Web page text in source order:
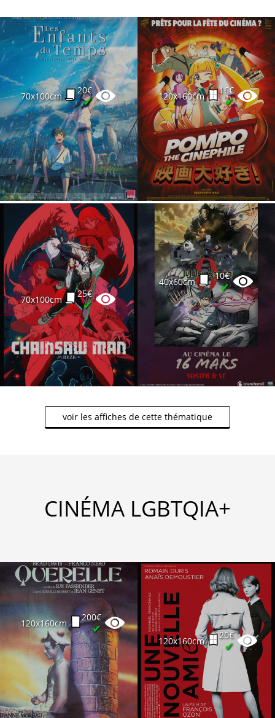
70x100cm
20€
✔ 120x160cm
16€
✔
70x100cm
25€
✔
40x60cm
10€
✔
voir les affiches de cette thématique
CINÉMA LGBTQIA+
120x160cm
200€
✔
120x160cm
20€
✔